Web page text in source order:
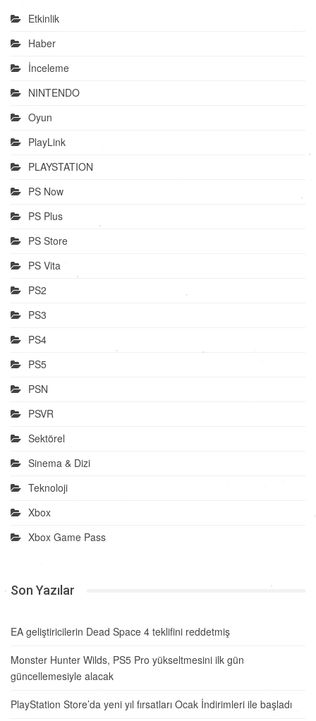
Etkinlik
Haber
İnceleme
NINTENDO
Oyun
PlayLink
PLAYSTATION
PS Now
PS Plus
PS Store
PS Vita
PS2
PS3
PS4
PS5
PSN
PSVR
Sektörel
Sinema & Dizi
Teknoloji
Xbox
Xbox Game Pass
Son Yazılar
EA geliştiricilerin Dead Space 4 teklifini reddetmiş
Monster Hunter Wilds, PS5 Pro yükseltmesini ilk gün
güncellemesiyle alacak
PlayStation Store’da yeni yıl fırsatları Ocak İndirimleri ile başladı